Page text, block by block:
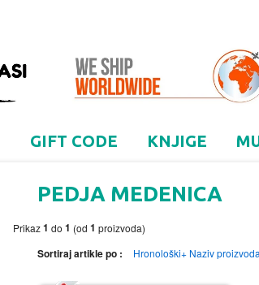
GIFT CODE KNJIGE
PEDJA MEDENICA
Prikaz1 do 1 (od 1 proizvoda)
Sortiraj artikle po : Hronološki+ Naziv proizvoda